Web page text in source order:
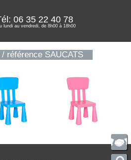
06 35 22 40 78
lundi au vendredi, de 8h00 à 18h00
référence SAUCATS